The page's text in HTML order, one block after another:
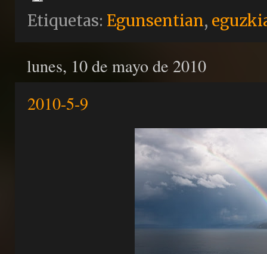
Etiquetas: Egunsentian,
lunes, 10 de mayo de 2010
2010-5-9